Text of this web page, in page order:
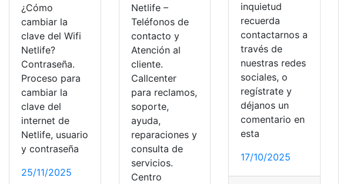
¿Cómo
cambiar la
clave del Wifi
Netlife?
Contraseña.
Proceso para
cambiar la
clave del
internet de
Netlife, usuario
y contraseña
25/11/2025
Netlife –
Teléfonos de
contacto y
Atención al
cliente.
Callcenter
para reclamos,
soporte,
ayuda,
reparaciones y
consulta de
servicios.
Centro
inquietud
recuerda
contactarnos a
través de
nuestras redes
sociales, o
regístrate y
déjanos un
comentario en
esta
17/10/2025